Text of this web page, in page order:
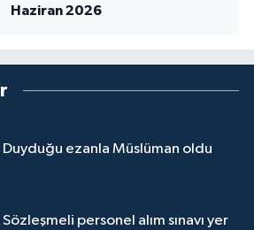
Haziran 2026
Duyduğu ezanla Müslüman oldu
Sözleşmeli personel alım sınavı yer